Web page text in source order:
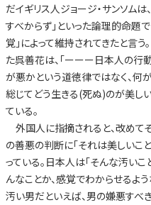
だイギリス人ジョージ・サンソムは
すべからず」といった論理的命題
覚」によって維持されてきたと言
た呉善花は、「ーーー日本人の行
が悪かという道徳律ではなく、何
総じてどう生きる(死ぬ)のが美し
ている。
外国人に指摘されると、改めて
の善悪の判断に「それは美しいこ
っている。日本人は「そんな汚いこ
んなことか、感覚でわからせるよ
汚い男だといえば、男の嫌悪すべ